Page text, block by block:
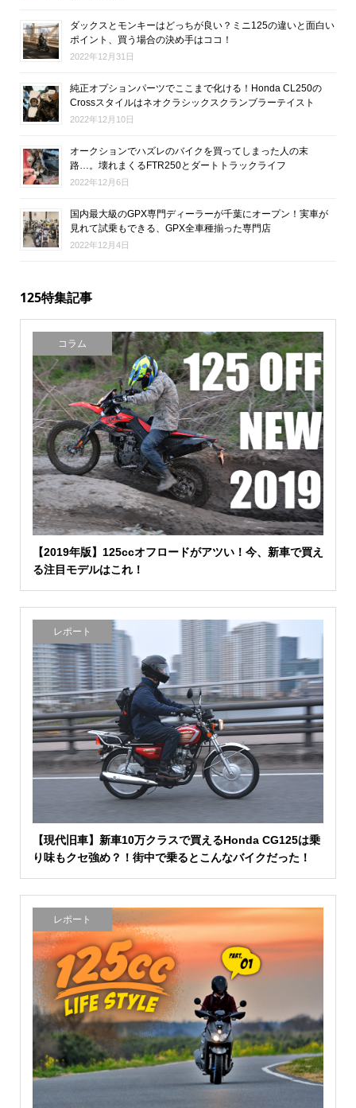
ダックスとモンキーはどっちが良い？ミニ125の違いと面白い
ポイント、買う場合の決め手はココ！
2022年12月31日
純正オプションパーツでここまで化ける！Honda CL250の
Crossスタイルはネオクラシックスクランブラーテイスト
2022年12月10日
オークションでハズレのバイクを買ってしまった人の末
路…。壊れまくるFTR250とダートトラックライフ
2022年12月6日
国内最大級のGPX専門ディーラーが千葉にオープン！実車が
見れて試乗もできる、GPX全車種揃った専門店
2022年12月4日
125特集記事
コラム
【2019年版】125ccオフロードがアツい！今、新車で買え
る注目モデルはこれ！
レポート
【現代旧車】新車10万クラスで買えるHonda CG125は乗
り味もクセ強め？！街中で乗るとこんなバイクだった！
レポート